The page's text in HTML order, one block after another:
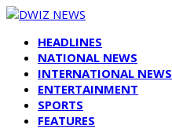
HEADLINES
NATIONAL NEWS
INTERNATIONAL NEWS
ENTERTAINMENT
SPORTS
FEATURES